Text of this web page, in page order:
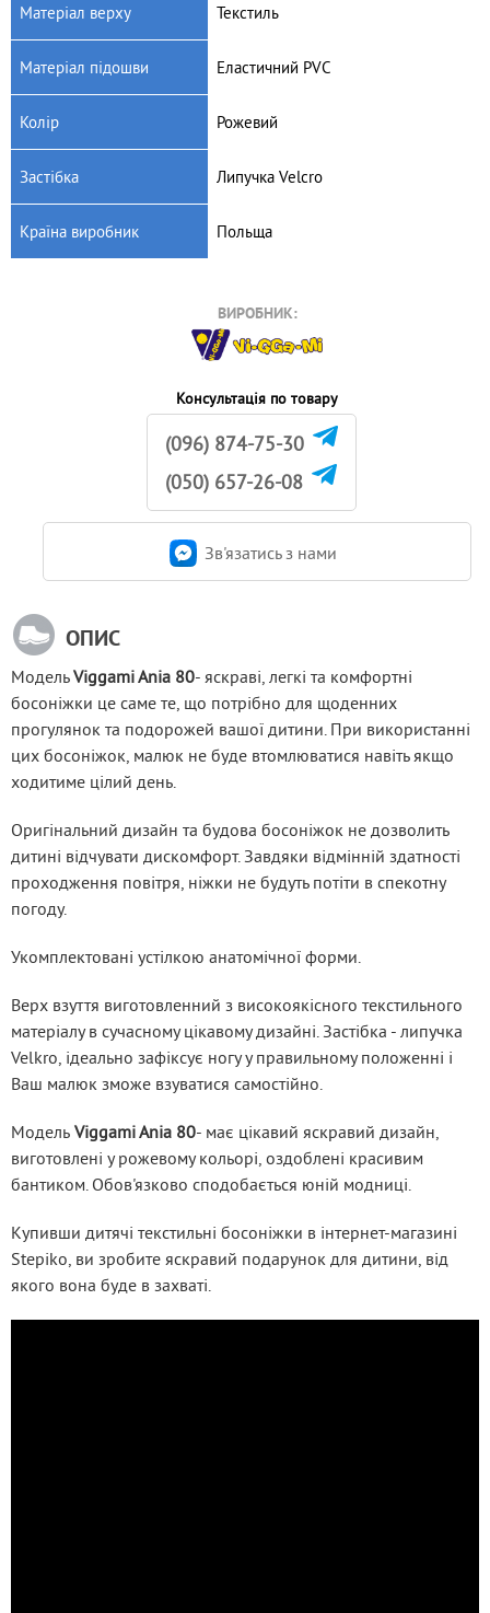
Матеріал верху Текстиль
Матеріал підошви Еластичний PVC
Колір Рожевий
Застібка Липучка Velcro
Країна виробник Польща
ВИРОБНИК:
Консультація по товару
(096) 874-75-30
(050) 657-26-08
Зв'язатись з нами
ОПИС
Модель Viggami Ania 80- яскраві, легкі та комфортні
босоніжки це саме те, що потрібно для щоденних
прогулянок та подорожей вашої дитини. При використанні
цих босоніжок, малюк не буде втомлюватися навіть якщо
ходитиме цілий день.
Оригінальний дизайн та будова босоніжок не дозволить
дитині відчувати дискомфорт. Завдяки відмінній здатності
проходження повітря, ніжки не будуть потіти в спекотну
погоду.
Укомплектовані устілкою анатомічної форми.
Верх взуття виготовленний з високоякісного текстильного
матеріалу в сучасному цікавому дизайні. Застібка - липучка
Velkro, ідеально зафіксує ногу у правильному положенні і
Ваш малюк зможе взуватися самостійно.
Модель Viggami Ania 80- має цікавий яскравий дизайн,
виготовлені у рожевому кольорі, оздоблені красивим
бантиком. Обов'язково сподобається юній модниці.
Купивши дитячі текстильні босоніжки в інтернет-магазині
Stepiko, ви зробите яскравий подарунок для дитини, від
якого вона буде в захваті.